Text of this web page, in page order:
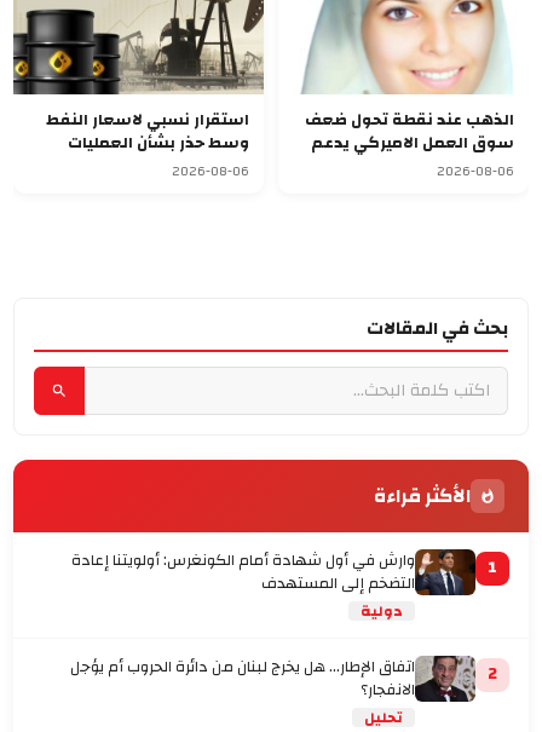
الذهب عند نقطة تحول ضعف
سوق العمل الاميركي يدعم
الصعود
2026-08-06
استقرار نسبي لاسعار النفط
وسط حذر بشأن العمليات
الدبلوماسية
2026-08-06
بحث في المقالات
الأكثر قراءة
1 وارش في أول شهادة أمام الكونغرس: أولويتنا إعادة
التضخم إلى المستهدف
دولية
2 اتفاق الإطار... هل يخرج لبنان من دائرة الحروب أم يؤجل
الانفجار؟
تحليل